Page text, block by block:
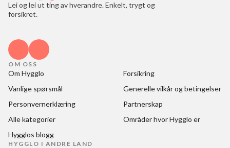
Lei og lei ut ting av hverandre. Enkelt, trygt og
forsikret.
OM OSS
Om Hygglo
Forsikring
Vanlige spørsmål
Generelle vilkår og betingelser
Personvernerklæring
Partnerskap
Alle kategorier
Områder hvor Hygglo er
Hygglos blogg
HYGGLO I ANDRE LAND